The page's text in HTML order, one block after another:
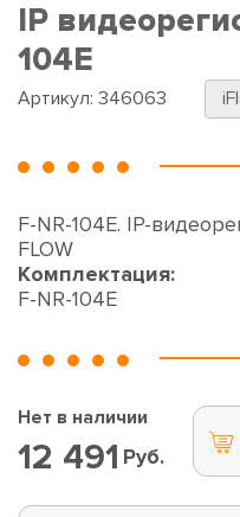
IP
104E
Артикул: 346063
F-NR-104E. IP-
FLOW
Комплектация:
F-NR-104E
Нет в наличии
12 491 Руб.